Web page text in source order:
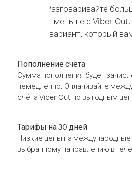
Разговаривайте
меньше с Viber
вариант, который
Пополнение счёта
Сумма пополнения будет
немедленно. Оплачивайте
счёта Viber Out по выгодным
Тарифы на 30 дней
Низкие цены на международные
выбранному направлению в